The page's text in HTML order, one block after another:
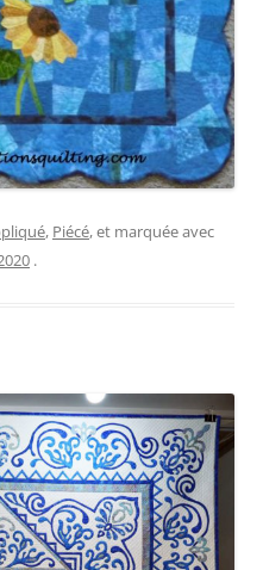
, Piécé, et marquée avec
.